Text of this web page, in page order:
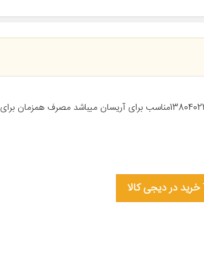
معرفی محصول کابل کلاچ ایساکو کد 13804023مناسب برای آریسان میباشد مصرف همزمان برای
خرید در دیجی کالا